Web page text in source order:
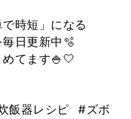
時短」になる
日更新中🫧
てます🍚🤍
飯器レシピ
#ズボ